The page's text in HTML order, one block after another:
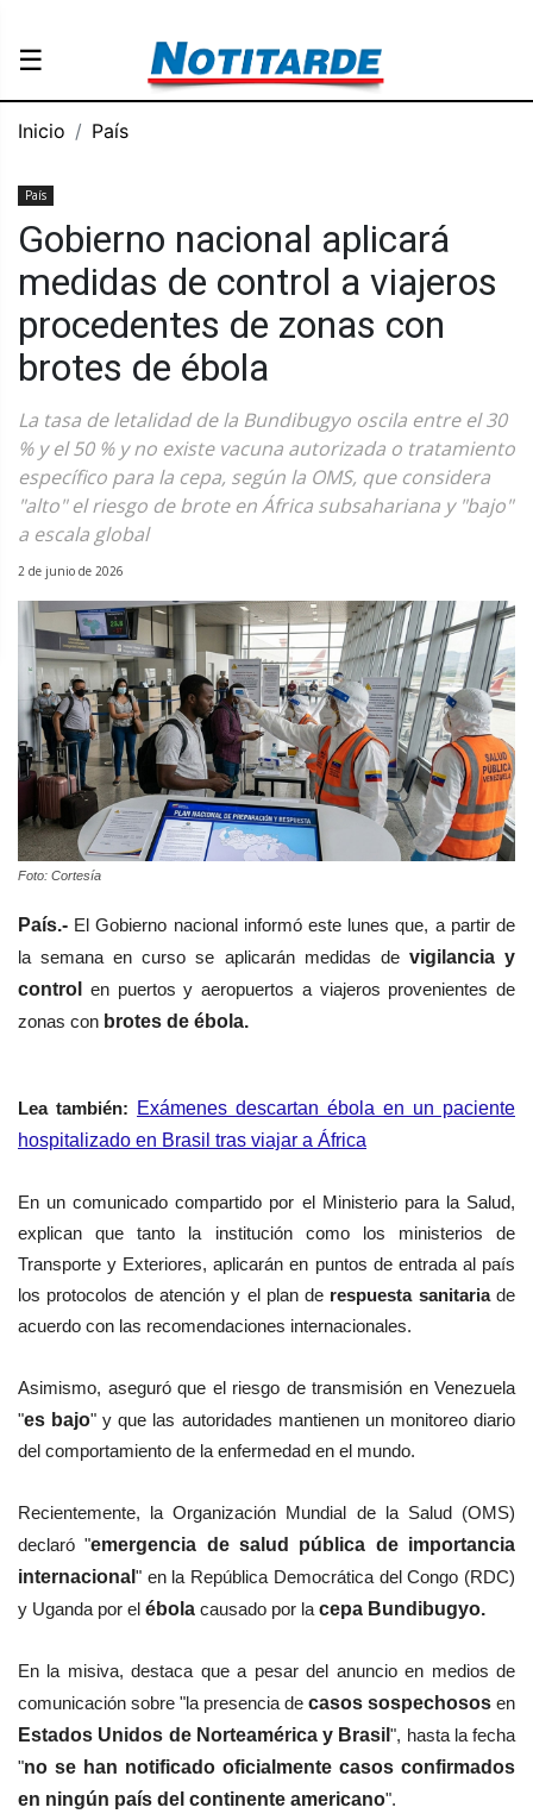
☰
Inicio País
País
Gobierno nacional aplicará
medidas de control a viajeros
procedentes de zonas con
brotes de ébola
La tasa de letalidad de la Bundibugyo oscila entre el 30
% y el 50 % y no existe vacuna autorizada o tratamiento
específico para la cepa, según la OMS, que considera
"alto" el riesgo de brote en África subsahariana y "bajo"
a escala global
2 de junio de 2026
Foto: Cortesía
País.- El Gobierno nacional informó este lunes que, a partir de
la semana en curso se aplicarán medidas de vigilancia y
control en puertos y aeropuertos a viajeros provenientes de
zonas con brotes de ébola.
Lea también: Exámenes descartan ébola en un paciente
hospitalizado en Brasil tras viajar a África
En un comunicado compartido por el Ministerio para la Salud,
explican que tanto la institución como los ministerios de
Transporte y Exteriores,aplicarán en puntos de entrada al país
los protocolos de atención y el plan de respuesta sanitariade
acuerdo con las recomendaciones internacionales.
Asimismo, aseguró que el riesgo de transmisión en Venezuela
"es bajo" y que las autoridades mantienen un monitoreo diario
del comportamiento de la enfermedad en el mundo.
Recientemente, la Organización Mundial de la Salud (OMS)
declaró "emergencia de salud pública de importancia
internacional " en la República Democrática del Congo (RDC)
y Uganda por el ébola causado por lacepa Bundibugyo.
En la misiva, destaca que a pesar del anuncio en medios de
comunicación sobre "la presencia de casos sospechosos en
Estados Unidos de Norteamérica y Brasil", hasta la fecha
"no se han notificado oficialmente casos confirmados
en ningún país del continente americano".